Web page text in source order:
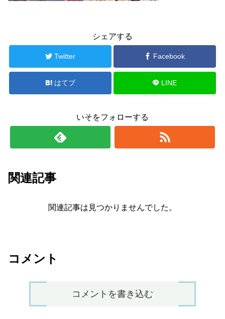
シェアする
Twitter Facebook
はてブ LINE
いそをフォローする
関連記事
関連記事は見つかりませんでした。
コメント
コメントを書き込む